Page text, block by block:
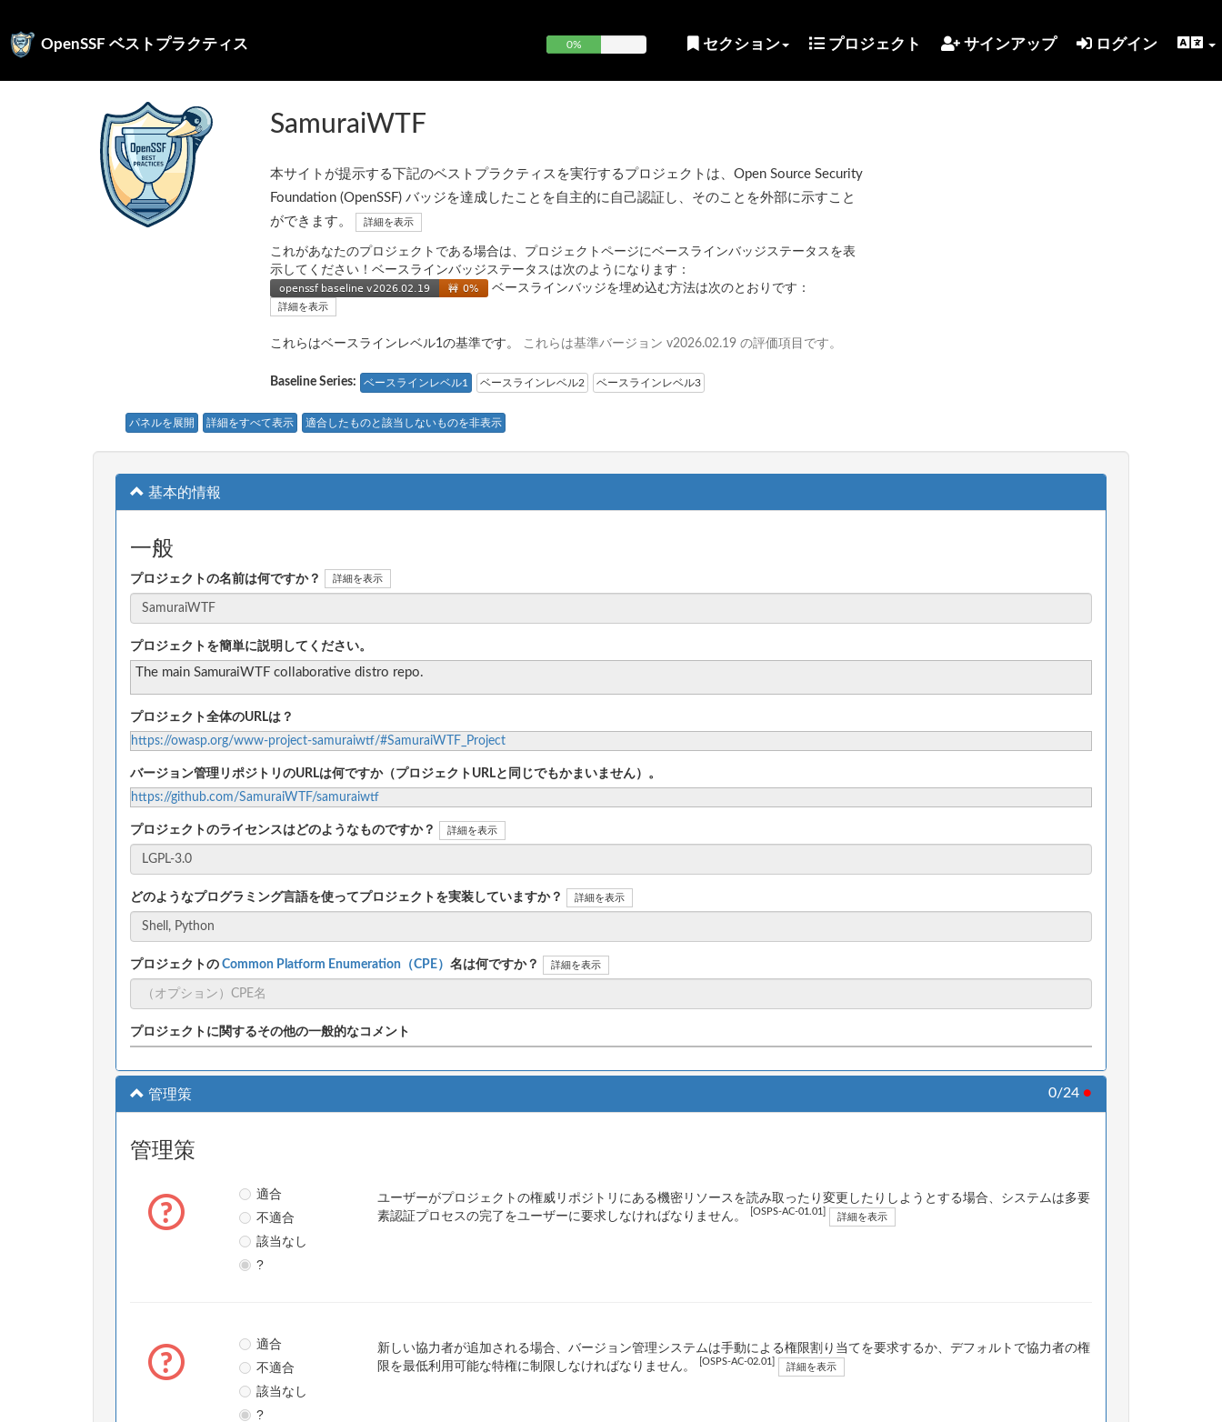
OpenSSF ベストプラクティス 0% セクション プロジェクト サインアップ ログイン
SamuraiWTF
本サイトが提示する下記のベストプラクティスを実行するプロジェクトは、Open Source Security
Foundation (OpenSSF) バッジを達成したことを自主的に自己認証し、そのことを外部に示すこと
ができます。
詳細を表示
これがあなたのプロジェクトである場合は、プロジェクトページにベースラインバッジステータスを表
示してください！ベースラインバッジステータスは次のようになります：
ベースラインバッジを埋め込む方法は次のとおりです：
詳細を表示
これらはベースラインレベル1の基準です。 これらは基準バージョン v2026.02.19 の評価項目です。
Baseline Series: ベースラインレベル1 ベースラインレベル2 ベースラインレベル3
パネルを展開 詳細をすべて表示 適合したものと該当しないものを非表示
基本的情報
一般
プロジェクトの名前は何ですか？ 詳細を表示
プロジェクトを簡単に説明してください。
The main SamuraiWTF collaborative distro repo.
プロジェクト全体のURLは？
https://owasp.org/www-project-samuraiwtf/#SamuraiWTF_Project
バージョン管理リポジトリのURLは何ですか（プロジェクトURLと同じでもかまいません）。
https://github.com/SamuraiWTF/samuraiwtf
プロジェクトのライセンスはどのようなものですか？ 詳細を表示
どのようなプログラミング言語を使ってプロジェクトを実装していますか？ 詳細を表示
プロジェクトの Common Platform Enumeration（CPE） 名は何ですか？ 詳細を表示
プロジェクトに関するその他の一般的なコメント
管理策 0/24 ●
管理策
適合
不適合
該当なし
?
ユーザーがプロジェクトの権威リポジトリにある機密リソースを読み取ったり変更したりしようとする場合、システムは多要
素認証プロセスの完了をユーザーに要求しなければなりません。
[OSPS-AC-01.01] 詳細を表示
適合
不適合
該当なし
?
新しい協力者が追加される場合、バージョン管理システムは手動による権限割り当てを要求するか、デフォルトで協力者の権
限を最低利用可能な特権に制限しなければなりません。
[OSPS-AC-02.01] 詳細を表示